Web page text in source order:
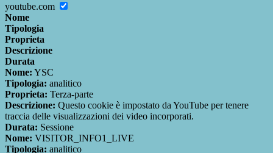
youtube.com
Nome
Tipologia
Proprieta
Descrizione
Durata
Nome: YSC
Tipologia: analitico
Proprieta: Terza-parte
Descrizione: Questo cookie è impostato da YouTube per tenere
traccia delle visualizzazioni dei video incorporati.
Durata: Sessione
Nome: VISITOR_INFO1_LIVE
Tipologia: analitico